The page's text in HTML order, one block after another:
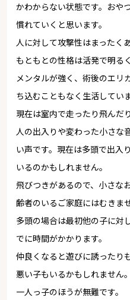
かわからない状態です。おや
慣れていくと思います。
人に対して攻撃性はまったく
もともとの性格は活発で明る
メンタルが強く、術後のエリ
ち込むこともなく生活してい
現在は室内で走ったり飛んだ
人の出入りや変わった小さな
い声です。現在は多頭で出入
いるのかもしれません。
飛びつきがあるので、小さな
齢者のいるご家庭にはむきませ
多頭の場合は最初他の子に対
でに時間がかかります。
仲良くなると遊びに誘ったり
悪い子もいるかもしれません。
一人っ子のほうが無難です。